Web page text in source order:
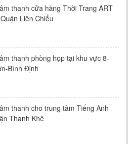
2900/20
DS 16F
thanh cửa hàng Thời Trang ART
Liên Chiểu
thanh phòng họp tại khu vực 8-
Bình Định
thanh cho trung tâm Tiếng Anh
Thanh Khê